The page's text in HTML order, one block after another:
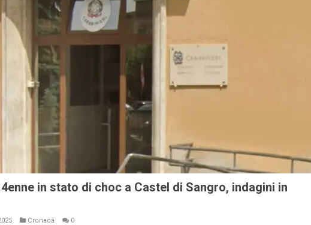
in stato di choc a Castel di Sangro, indagini in
Cronaca 0